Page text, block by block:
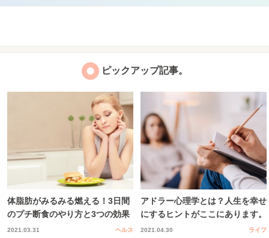
ピックアップ記事。
体脂肪がみるみる燃える！3日間
のプチ断食のやり方と3つの効果
2021.03.31 ヘルス
アドラー心理学とは？人生を幸せ
にするヒントがここにあります。
2021.04.30 ライフ